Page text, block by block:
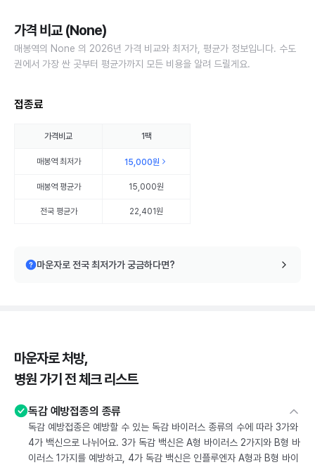
가격 비교 (None)
매봉역의 None 의 2026년 가격 비교와 최저가, 평균가 정보입니다. 수도
권에서 가장 싼 곳부터 평균가까지 모든 비용을 알려 드릴게요.
접종료
가격비교 1팩
매봉역최저가 15,000원
매봉역평균가 15,000원
전국 평균가 22,401원
마운자로 전국 최저가가 궁금하다면?
마운자로 처방,
병원 가기 전 체크 리스트
독감 예방접종의 종류
독감 예방접종은 예방할 수 있는 독감 바이러스 종류의 수에 따라 3가와
4가 백신으로 나뉘어요. 3가 독감 백신은 A형 바이러스 2가지와 B형 바
이러스 1가지를 예방하고, 4가 독감 백신은 인플루엔자 A형과 B형 바이